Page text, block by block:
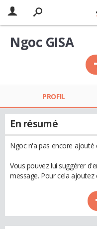
Ngoc GISA
PROFIL
En résumé
Ngoc n'a pas encore ajouté
Vous pouvez lui suggérer
message. Pour cela